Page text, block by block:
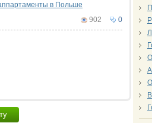
в Польше
0
902